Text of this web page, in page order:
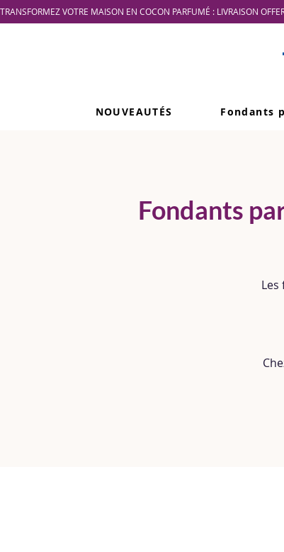
TRANSFORMEZ VOTRE MAISON EN COCON PARFUMÉ : LIVRAISON
NOUVEAUTÉS Fondants
Fondants